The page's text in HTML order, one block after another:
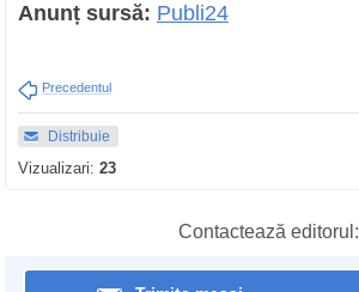
Anunț sursă: Publi24
Precedentul
Distribuie
Vizualizari: 23
Contactează editorul: